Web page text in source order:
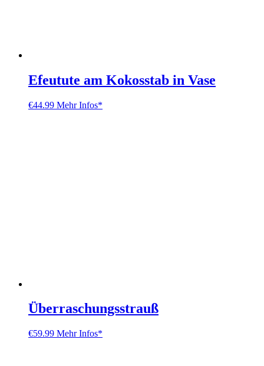
Efeutute am Kokosstab in Vase
€44.99 Mehr Infos*
Überraschungsstrauß
€59.99 Mehr Infos*